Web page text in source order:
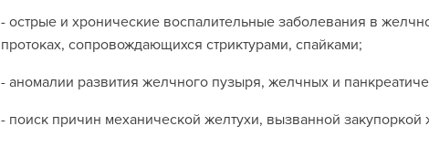
- острые и хронические воспалительные заболевания в
протоках, сопровождающихся стриктурами, спайками;
- аномалии развития желчного пузыря, желчных и
- поиск причин механической желтухи, вызванной закупоркой